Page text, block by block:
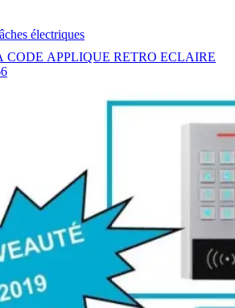
électriques
CODE APPLIQUE RETRO ECLAIRE